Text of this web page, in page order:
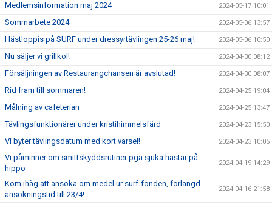
Medlemsinformation maj 2024 2024-05-17 10:01
Sommarbete 2024 2024-05-06 13:57
Hästloppis på SURF under dressyrtävlingen 25-26 maj! 2024-05-06 10:50
Nu säljer vi grillkol! 2024-04-30 08:12
Försäljningen av Restaurangchansen är avslutad! 2024-04-30 08:07
Rid fram till sommaren! 2024-04-25 19:04
Målning av cafeterian 2024-04-25 13:47
Tävlingsfunktionärer under kristihimmelsfärd 2024-04-23 15:50
Vi byter tävlingsdatum med kort varsel! 2024-04-23 10:05
Vi påminner om smittskyddsrutiner pga sjuka hästar på
hippo
2024-04-19 14:29
Kom ihåg att ansöka om medel ur surf-fonden, förlängd
ansökningstid till 23/4!
2024-04-16 21:58